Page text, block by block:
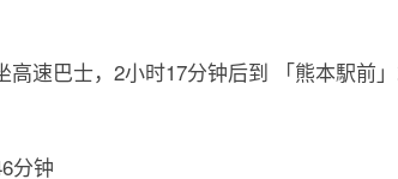
速巴士，2小时17分钟后到 「熊本駅前
分钟